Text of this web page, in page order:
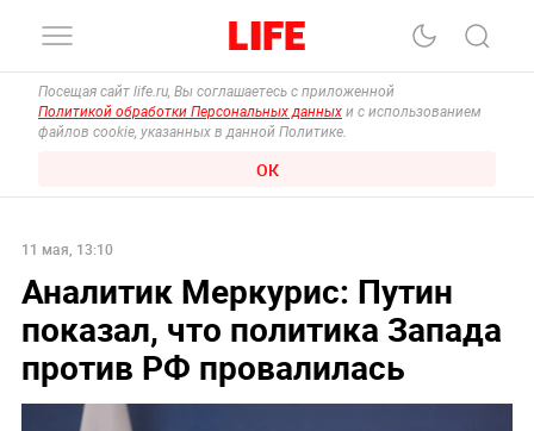
Посещая сайт life.ru, Вы соглашаетесь с приложенной
Политикой обработки Персональных данных и с использованием
файлов cookie, указанных в данной Политике.
ОК
11 мая, 13:10
Аналитик Меркурис: Путин
показал, что политика Запада
против РФ провалилась